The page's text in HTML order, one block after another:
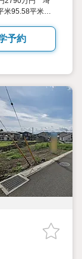
米95.58平米
予約